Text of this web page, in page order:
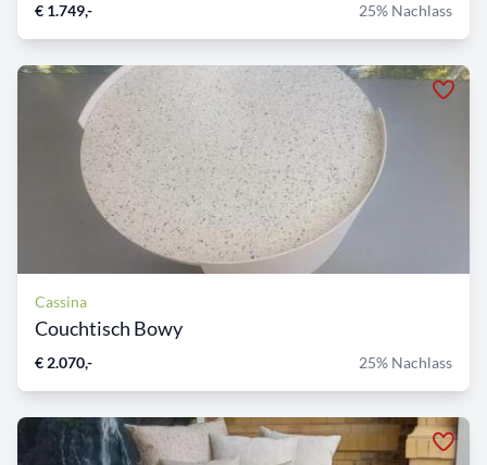
€ 1.749,- 25% Nachlass
Cassina
Couchtisch Bowy
€ 2.070,- 25% Nachlass